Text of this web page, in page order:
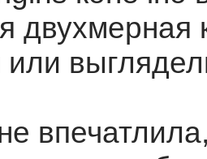
двухмерная
или